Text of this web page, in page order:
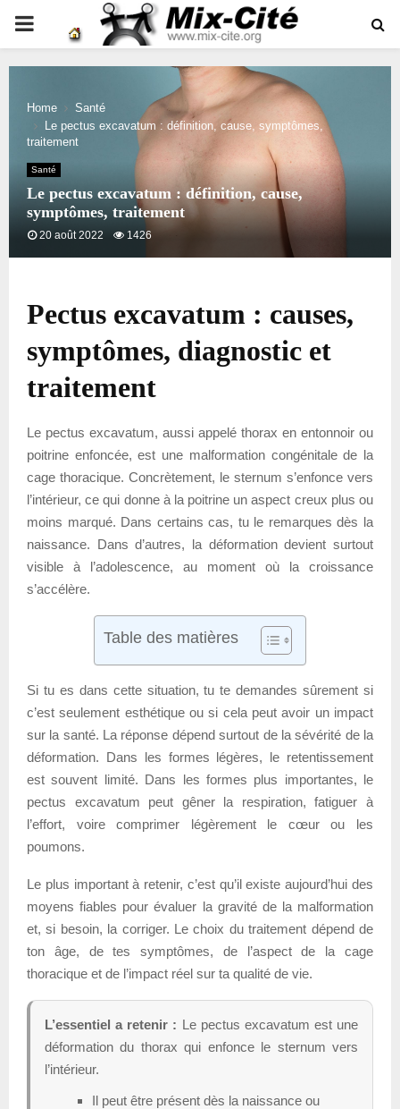
PRIMARY
MENU
Home
Santé
Le pectus excavatum : définition, cause, symptômes,
traitement
Santé
Le pectus excavatum : définition, cause,
symptômes, traitement
20 août 2022 1426
Pectus excavatum : causes,
symptômes, diagnostic et
traitement
Le pectus excavatum, aussi appelé thorax en entonnoir ou
poitrine enfoncée, est une malformation congénitale de la
cage thoracique. Concrètement, le sternum s’enfonce vers
l’intérieur, ce qui donne à la poitrine un aspect creux plus ou
moins marqué. Dans certains cas, tu le remarques dès la
naissance. Dans d’autres, la déformation devient surtout
visible à l’adolescence, au moment où la croissance
s’accélère.
Table des matières
Si tu es dans cette situation, tu te demandes sûrement si
c’est seulement esthétique ou si cela peut avoir un impact
sur la santé. La réponse dépend surtout de la sévérité de la
déformation. Dans les formes légères, le retentissement
est souvent limité. Dans les formes plus importantes, le
pectus excavatum peut gêner la respiration, fatiguer à
l’effort, voire comprimer légèrement le cœur ou les
poumons.
Le plus important à retenir, c’est qu’il existe aujourd’hui des
moyens fiables pour évaluer la gravité de la malformation
et, si besoin, la corriger. Le choix du traitement dépend de
ton âge, de tes symptômes, de l’aspect de la cage
thoracique et de l’impact réel sur ta qualité de vie.
L’essentiel a retenir : Le pectus excavatum est une
déformation du thorax qui enfonce le sternum vers
l’intérieur.
Il peut être présent dès la naissance ou